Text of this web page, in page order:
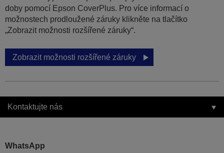
doby pomocí Epson CoverPlus. Pro více informací o
možnostech prodloužené záruky klikněte na tlačítko
„Zobrazit možnosti rozšířené záruky“.
Zobrazit možnosti rozšířené záruky
Kontaktujte nás
WhatsApp